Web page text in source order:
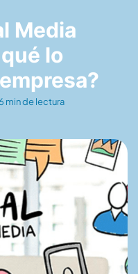
Media
lo
min de lectura